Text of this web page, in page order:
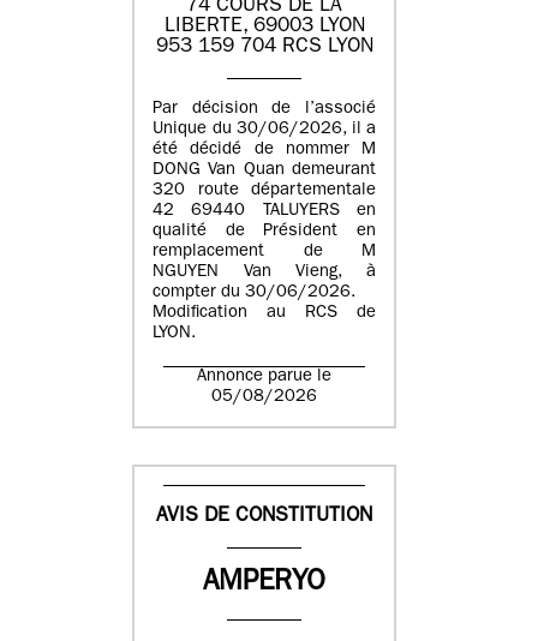
74 COURS DE LA
LIBERTE, 69003 LYON
953 159 704 RCS LYON
Par décision de l’associé
Unique du 30/06/2026, il a
été décidé de nommer M
DONG Van Quan demeurant
320 route départementale
42 69440 TALUYERS en
qualité de Président en
remplacement de M
NGUYEN Van Vieng, à
compter du 30/06/2026.
Modification au RCS de
LYON.
Annonce parue le
05/08/2026
AVIS DE CONSTITUTION
AMPERYO